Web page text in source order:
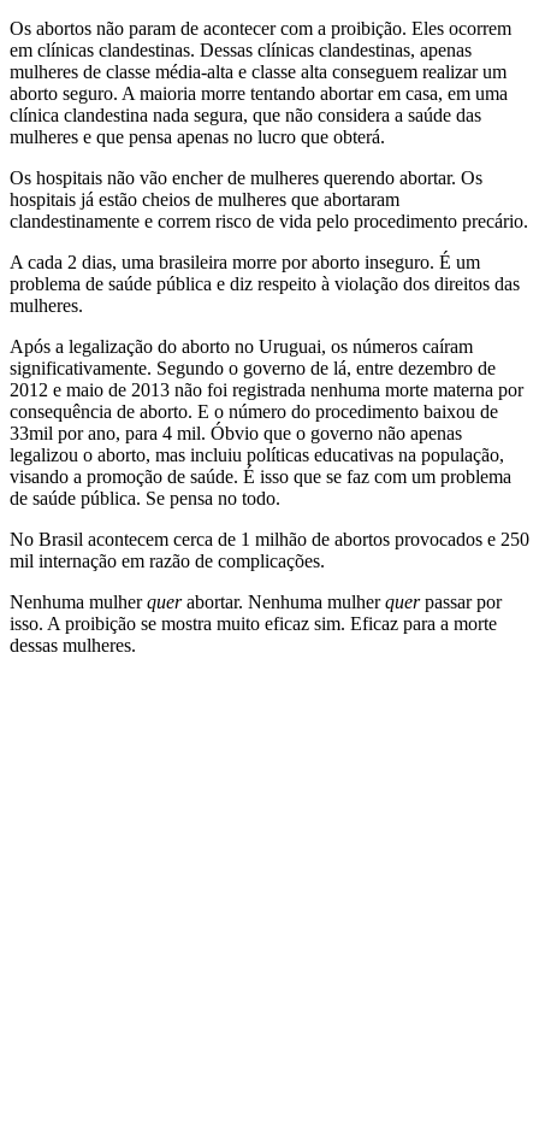
Os abortos não param de acontecer com a proibição. Eles ocorrem
em clínicas clandestinas. Dessas clínicas clandestinas, apenas
mulheres de classe média-alta e classe alta conseguem realizar um
aborto seguro. A maioria morre tentando abortar em casa, em uma
clínica clandestina nada segura, que não considera a saúde das
mulheres e que pensa apenas no lucro que obterá.
Os hospitais não vão encher de mulheres querendo abortar. Os
hospitais já estão cheios de mulheres que abortaram
clandestinamente e correm risco de vida pelo procedimento precário.
A cada 2 dias, uma brasileira morre por aborto inseguro. É um
problema de saúde pública e diz respeito à violação dos direitos das
mulheres.
Após a legalização do aborto no Uruguai, os números caíram
significativamente. Segundo o governo de lá, entre dezembro de
2012 e maio de 2013 não foi registrada nenhuma morte materna por
consequência de aborto. E o número do procedimento baixou de
33mil por ano, para 4 mil. Óbvio que o governo não apenas
legalizou o aborto, mas incluiu políticas educativas na população,
visando a promoção de saúde. É isso que se faz com um problema
de saúde pública. Se pensa no todo.
No Brasil acontecem cerca de 1 milhão de abortos provocados e 250
mil internação em razão de complicações.
Nenhuma mulherquerabortar. Nenhuma mulherquerpassar por
isso. A proibição se mostra muito eficaz sim. Eficaz para a morte
dessas mulheres.